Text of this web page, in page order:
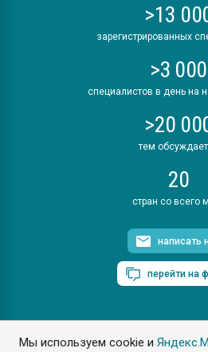
Мы используем cookie и
>13
зарегистрированных
>3 000
специалистов в день на
>20
тем
20
стран со всего
написать
перейти на
ПластЭксперт © 2006. Все